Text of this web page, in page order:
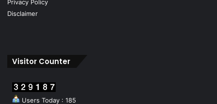
Privacy Policy
Disclaimer
Visitor Counter
Users Today : 185